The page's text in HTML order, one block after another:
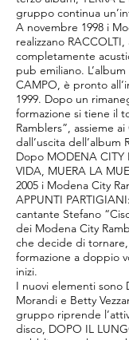
gruppo continua
A novembre 1998 i
realizzano
completamente
pub emiliano.
CAMPO, è pronto
1999. Dopo un
formazione si tiene il
Ramblers”, assieme
dall’uscita dell’album
Dopo MODENA CITY
VIDA, MUERA LA
2005 i Modena City
APPUNTI
cantante Stefano
dei Modena City
che decide di
formazione a doppio
inizi.
I nuovi elementi sono
Morandi e Betty
gruppo riprende
disco, DOPO IL